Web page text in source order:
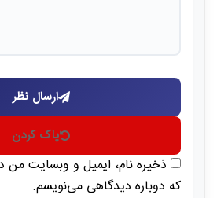
ارسال نظر
پاک کردن
ذخیره نام، ایمیل و وبسایت من
که دوباره دیدگاهی می‌نویسم.